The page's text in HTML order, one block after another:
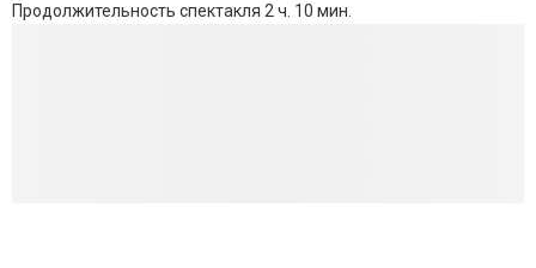
Продолжительность спектакля 2 ч. 10 мин.